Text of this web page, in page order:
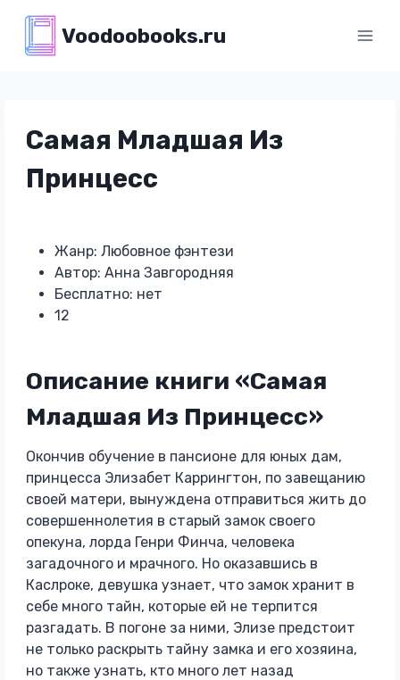
содержимому
Voodoobooks.ru
Самая Младшая Из
Принцесс
Жанр: Любовное фэнтези
Автор: Анна Завгородняя
Бесплатно: нет
12
Описание книги «Самая
Младшая Из Принцесс»
Окончив обучение в пансионе для юных дам,
принцесса Элизабет Каррингтон, по завещанию
своей матери, вынуждена отправиться жить до
совершеннолетия в старый замок своего
опекуна, лорда Генри Финча, человека
загадочного и мрачного. Но оказавшись в
Каслроке, девушка узнает, что замок хранит в
себе много тайн, которые ей не терпится
разгадать. В погоне за ними, Элизе предстоит
не только раскрыть тайну замка и его хозяина,
но также узнать, кто много лет назад